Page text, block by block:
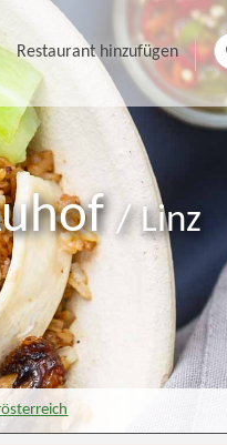
Restaurant hinzufügen
/Linz